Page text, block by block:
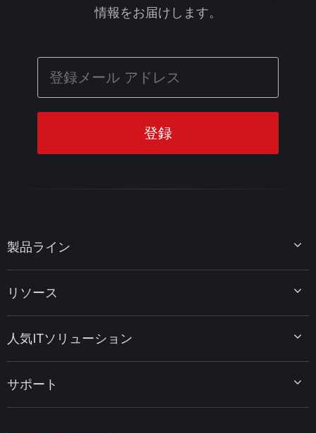
情報をお届けします。
製品ライン
MiniTool Power Data Recovery
MiniTool PDF Editor
MiniTool MovieMaker
MiniTool uTube Downloader
リソース
データ復元ヒント
PDF編集ヒント
動画編集ヒント
人気ITソリューション
MiniTool ニュースセンター
サポート